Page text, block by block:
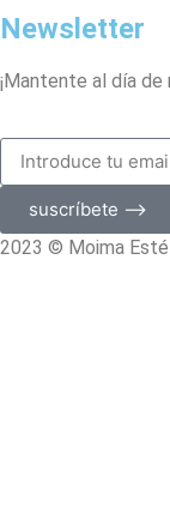
Newsletter
¡Mantente al día
suscríbete ⟶
2023 © Moima